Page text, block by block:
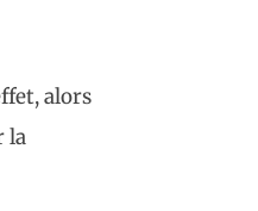
alors
la